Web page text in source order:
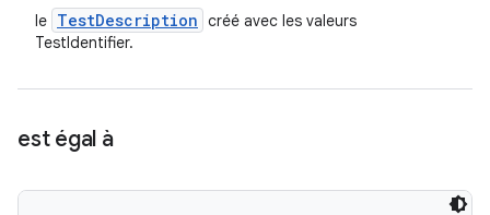
le TestDescription créé avec les valeurs
TestIdentifier.
est égal à